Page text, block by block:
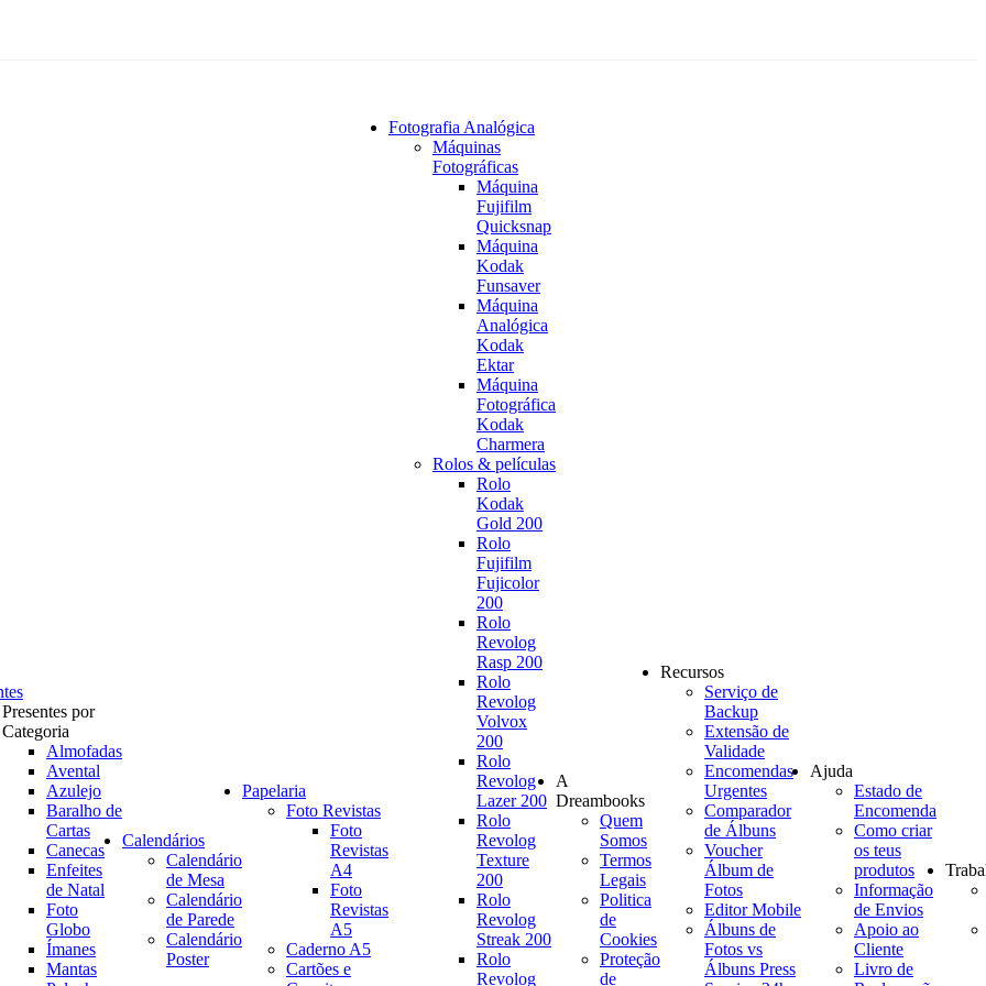
Presentes por
Categoria
Almofadas
Avental
Azulejo
Baralho de
Cartas
Canecas
Enfeites
de Natal
Foto
Globo
Ímanes
Mantas
Calendários
Calendário
de Mesa
Calendário
de Parede
Calendário
Poster
Papelaria
Foto Revistas
Foto
Revistas
A4
Foto
Revistas
A5
Caderno A5
Cartões e
Fotografia Analógica
Máquinas
Fotográficas
Máquina
Fujifilm
Quicksnap
Máquina
Kodak
Funsaver
Máquina
Analógica
Kodak
Ektar
Máquina
Fotográfica
Kodak
Charmera
Rolos & películas
Rolo
Kodak
Gold 200
Rolo
Fujifilm
Fujicolor
200
Rolo
Revolog
Rasp 200
Rolo
Revolog
Volvox
200
Rolo
Revolog
Lazer 200
Rolo
Revolog
Texture
200
Rolo
Revolog
Streak 200
Rolo
Revolog
A
Dreambooks
Quem
Somos
Termos
Legais
Politica
de
Cookies
Proteção
de
Recursos
Serviço de
Backup
Extensão de
Validade
Encomendas
Urgentes
Comparador
de Álbuns
Voucher
Álbum de
Fotos
Editor Mobile
Álbuns de
Fotos vs
Álbuns Press
Ajuda
Estado de
Encomenda
Como criar
os teus
produtos
Informação
de Envios
Apoio ao
Cliente
Livro de